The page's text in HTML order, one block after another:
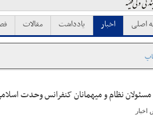
اصلی اخبار یادداشت مقالات
مسئولان نظام و میهمانان کنفرانس وحدت